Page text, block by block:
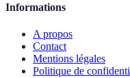
Informations
A propos
Contact
Mentions légales
Politique de